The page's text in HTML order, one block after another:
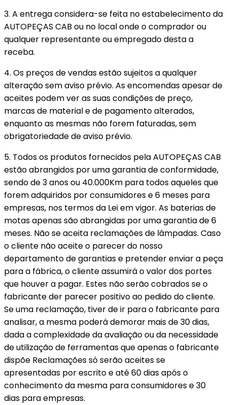
3. A entrega considera-se feita no estabelecimento da
AUTOPEÇAS CAB ou no local onde o comprador ou
qualquer representante ou empregado desta a
receba.
4. Os preços de vendas estão sujeitos a qualquer
alteração sem aviso prévio. As encomendas apesar de
aceites podem ver as suas condições de preço,
marcas de material e de pagamento alterados,
enquanto as mesmas não forem faturadas, sem
obrigatoriedade de aviso prévio.
5. Todos os produtos fornecidos pela AUTOPEÇAS CAB
estão abrangidos por uma garantia de conformidade,
sendo de 3 anos ou 40.000Km para todos aqueles que
forem adquiridos por consumidores e 6 meses para
empresas, nos termos da Lei em vigor. As baterias de
motas apenas são abrangidas por uma garantia de 6
meses. Não se aceita reclamações de lâmpadas. Caso
o cliente não aceite o parecer do nosso
departamento de garantias e pretender enviar a peça
para a fábrica, o cliente assumirá o valor dos portes
que houver a pagar. Estes não serão cobrados se o
fabricante der parecer positivo ao pedido do cliente.
Se uma reclamação, tiver de ir para o fabricante para
analisar, a mesma poderá demorar mais de 30 dias,
dada a complexidade da avaliação ou da necessidade
de utilização de ferramentas que apenas o fabricante
dispõe Reclamações só serão aceites se
apresentadas por escrito e até 60 dias após o
conhecimento da mesma para consumidores e 30
dias para empresas.